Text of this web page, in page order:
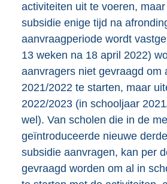
activiteiten uit te voeren,
subsidie enige tijd na
aanvraagperiode wordt
13 weken na 18 april 2022)
aanvragers niet gevraagd om
2021/2022 te starten, maar
2022/2023 (in schooljaar
wel). Van scholen die in de
geïntroduceerde nieuwe
subsidie aanvragen, kan per
gevraagd worden om al in